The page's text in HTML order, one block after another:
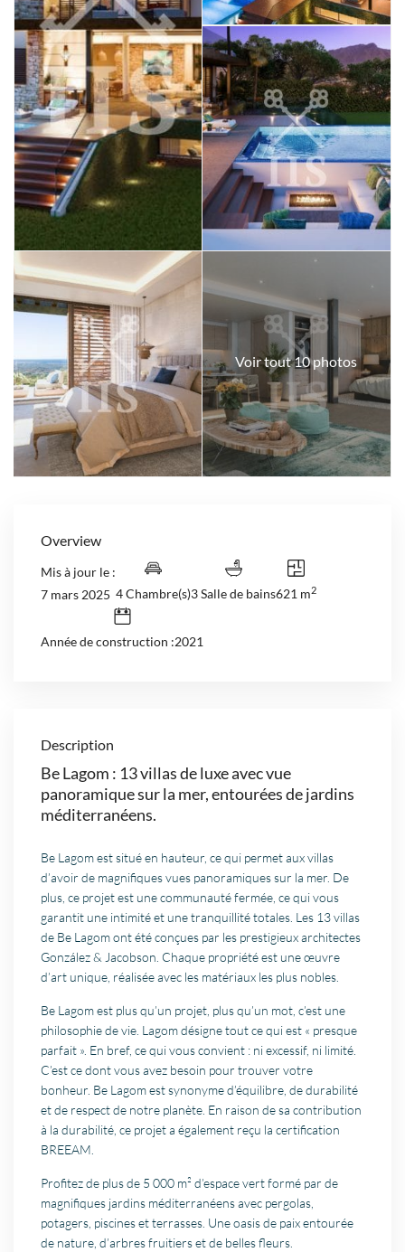
Voir tout 10 photos
Overview
Mis à jour le :
7 mars 2025 4 Chambre(s)3 Salle de bains621 m2
Année de construction :2021
Description
Be Lagom : 13 villas de luxe avec vue
panoramique sur la mer, entourées de jardins
méditerranéens.
Be Lagom est situé en hauteur, ce qui permet aux villas
d’avoir de magnifiques vues panoramiques sur la mer. De
plus, ce projet est une communauté fermée, ce qui vous
garantit une intimité et une tranquillité totales. Les 13 villas
de Be Lagom ont été conçues par les prestigieux architectes
González & Jacobson. Chaque propriété est une œuvre
d’art unique, réalisée avec les matériaux les plus nobles.
Be Lagom est plus qu’un projet, plus qu’un mot, c’est une
philosophie de vie. Lagom désigne tout ce qui est « presque
parfait ». En bref, ce qui vous convient : ni excessif, ni limité.
C’est ce dont vous avez besoin pour trouver votre
bonheur. Be Lagom est synonyme d’équilibre, de durabilité
et de respect de notre planète. En raison de sa contribution
à la durabilité, ce projet a également reçu la certification
BREEAM.
Profitez de plus de 5 000 m² d’espace vert formé par de
magnifiques jardins méditerranéens avec pergolas,
potagers, piscines et terrasses. Une oasis de paix entourée
de nature, d’arbres fruitiers et de belles fleurs.